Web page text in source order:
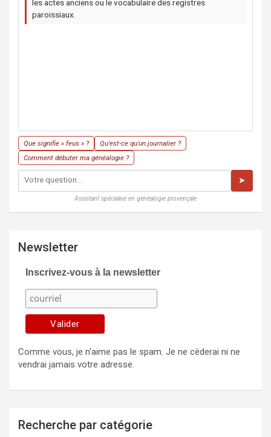
les actes anciens ou le vocabulaire des registres
paroissiaux.
Que signifie « feus » ?
Qu'est-ce qu'un journalier ?
Comment débuter ma généalogie ?
➤
Assistant spécialisé en généalogie provençale
Newsletter
Inscrivez-vous à la newsletter
Comme vous, je n'aime pas le spam. Je ne cèderai ni ne
vendrai jamais votre adresse.
Recherche par catégorie